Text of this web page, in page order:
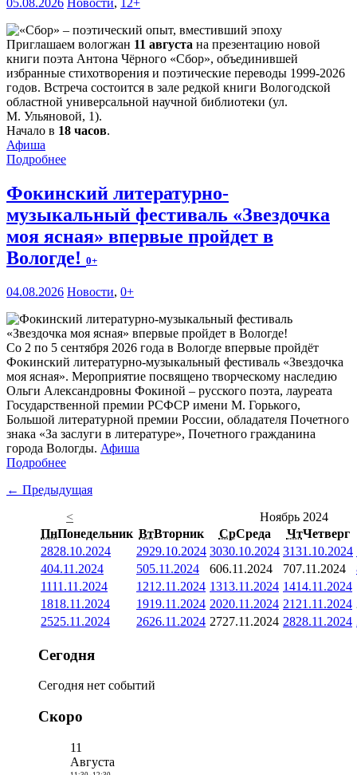
05.08.2026 Новости, 12+
Приглашаем вологжан 11 августа на презентацию новой
книги поэта Антона Чёрного «Сбор», объединившей
избранные стихотворения и поэтические переводы 1999-2026
годов. Встреча состоится в зале редкой книги Вологодской
областной универсальной научной библиотеки (ул.
М. Ульяновой, 1).
Начало в 18 часов.
Афиша
Подробнее
Фокинский литературно-
музыкальный фестиваль «Звездочка
моя ясная» впервые пройдет в
Вологде! 0+
04.08.2026 Новости, 0+
Со 2 по 5 сентября 2026 года в Вологде впервые пройдёт
Фокинский литературно-музыкальный фестиваль «Звездочка
моя ясная». Мероприятие посвящено творческому наследию
Ольги Александровны Фокиной – русского поэта, лауреата
Государственной премии РСФСР имени М. Горького,
Большой литературной премии России, обладателя Почетного
знака «За заслуги в литературе», Почетного гражданина
города Вологды. Афиша
Подробнее
← Предыдущая
<
Ноябрь 2024
ПнПонедельник ВтВторник СрСреда ЧтЧетверг
2828.10.2024 2929.10.2024 3030.10.2024 3131.10.2024
404.11.2024 505.11.2024 606.11.2024 707.11.2024
1111.11.2024 1212.11.2024 1313.11.2024 1414.11.2024
1818.11.2024 1919.11.2024 2020.11.2024 21 21.11.2024
2525.11.2024 2626.11.2024 2727.11.2024 2828.11.2024
Сегодня
Сегодня нет событий
Скоро
11
Августа